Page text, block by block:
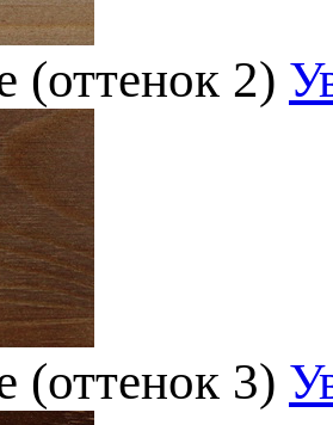
(оттенок 2)
(оттенок 3)